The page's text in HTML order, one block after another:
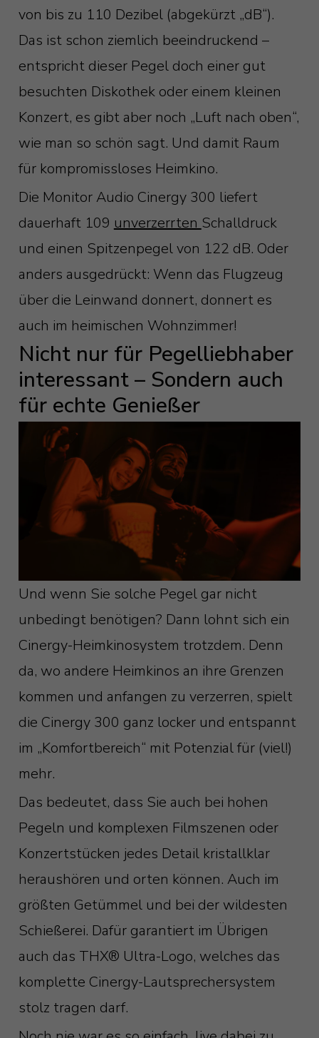
von bis zu 110 Dezibel (abgekürzt „dB“).
Das ist schon ziemlich beeindruckend –
entspricht dieser Pegel doch einer gut
besuchten Diskothek oder einem kleinen
Konzert, es gibt aber noch „Luft nach oben“,
wie man so schön sagt. Und damit Raum
für kompromissloses Heimkino.
Die Monitor Audio Cinergy 300 liefert
dauerhaft 109 unverzerrten Schalldruck
und einen Spitzenpegel von 122 dB. Oder
anders ausgedrückt: Wenn das Flugzeug
über die Leinwand donnert, donnert es
auch im heimischen Wohnzimmer!
Nicht nur für Pegelliebhaber
interessant – Sondern auch
für echte Genießer
Und wenn Sie solche Pegel gar nicht
unbedingt benötigen? Dann lohnt sich ein
Cinergy-Heimkinosystem trotzdem. Denn
da, wo andere Heimkinos an ihre Grenzen
kommen und anfangen zu verzerren, spielt
die Cinergy 300 ganz locker und entspannt
im „Komfortbereich“ mit Potenzial für (viel!)
mehr.
Das bedeutet, dass Sie auch bei hohen
Pegeln und komplexen Filmszenen oder
Konzertstücken jedes Detail kristallklar
heraushören und orten können. Auch im
größten Getümmel und bei der wildesten
Schießerei. Dafür garantiert im Übrigen
auch das THX® Ultra-Logo, welches das
komplette Cinergy-Lautsprechersystem
stolz tragen darf.